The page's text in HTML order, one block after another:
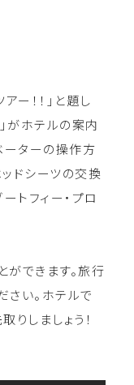
アー！！」と題し
がホテルの案内
ーターの操作方
ドシーツの交換
トフィー・プロ
ができます。旅行
さい。ホテルで
りしましょう！